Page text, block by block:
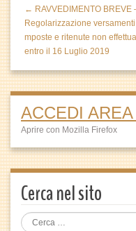
← RAVVEDIMENTO BREVE
Regolarizzazione versamenti
mposte e ritenute non
entro il 16 Luglio 2019
ACCEDI
Aprire con Mozilla Firefox
Cerca nel sito